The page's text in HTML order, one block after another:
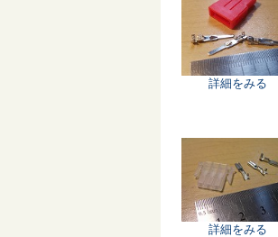
詳細をみる
詳細をみる